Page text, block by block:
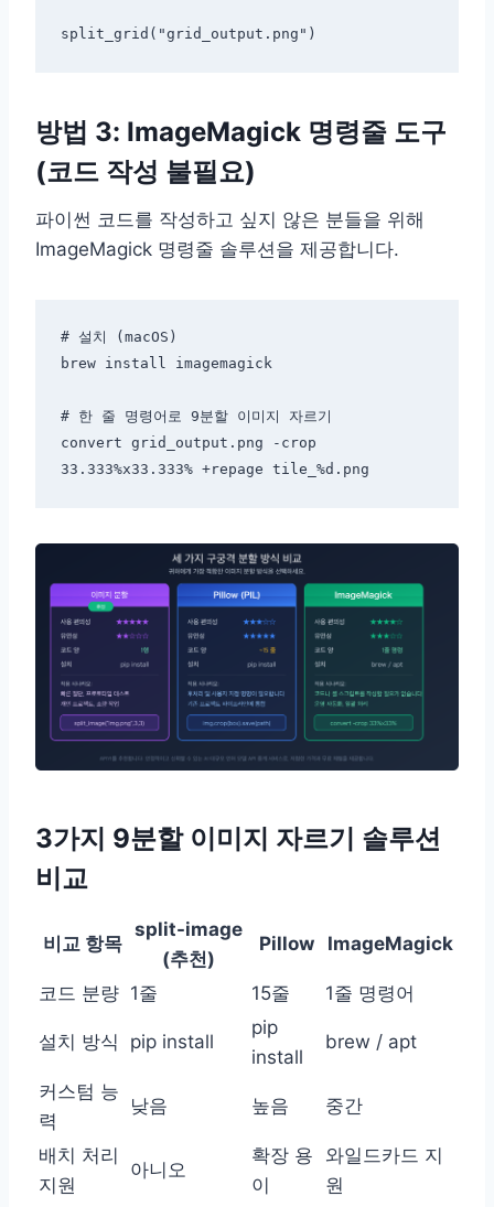
방법 3: ImageMagick 명령줄 도구
(코드 작성 불필요)
파이썬 코드를 작성하고 싶지 않은 분들을 위해
ImageMagick 명령줄 솔루션을 제공합니다.
# 설치 (macOS)
brew install imagemagick
# 한 줄 명령어로 9분할 이미지 자르기
convert grid_output.png -crop
3가지 9분할 이미지 자르기 솔루션
비교
비교 항목
split-image
(추천)
Pillow ImageMagick
코드 분량 1줄 15줄 1줄 명령어
설치 방식 pip install
pip
install
brew / apt
커스텀 능
력
낮음 높음 중간
배치 처리
지원
아니오
확장 용
이
와일드카드 지
원